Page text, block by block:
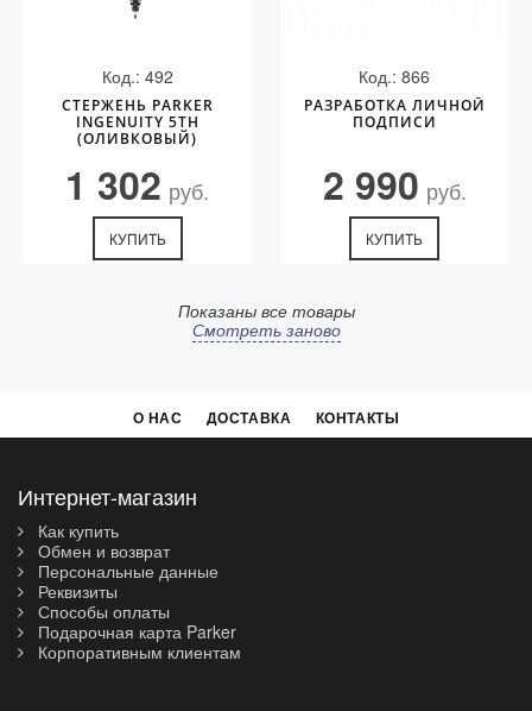
Код.: 492
СТЕРЖЕНЬ PARKER
INGENUITY 5TH
(ОЛИВКОВЫЙ)
1 302 руб.
КУПИТЬ
Код.: 866
РАЗРАБОТКА ЛИЧНОЙ
ПОДПИСИ
2 990 руб.
КУПИТЬ
Показаны все товары
Смотреть заново
О НАС ДОСТАВКА КОНТАКТЫ
Интернет-магазин
Как купить
Обмен и возврат
Персональные данные
Реквизиты
Способы оплаты
Подарочная карта Parker
Корпоративным клиентам